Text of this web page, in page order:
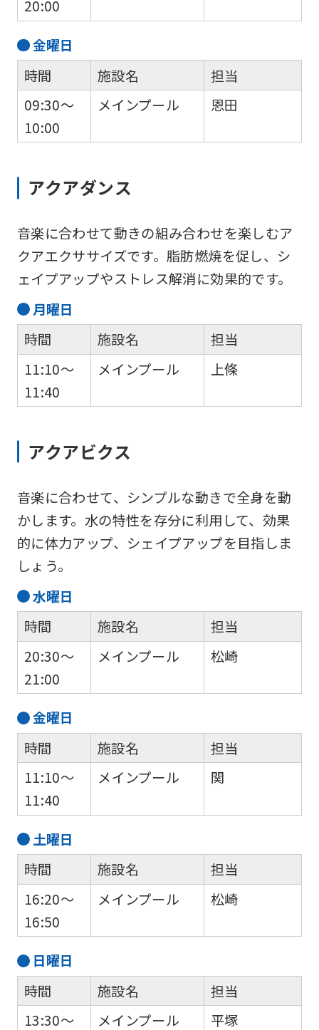
20:00
金曜日
時間
09:30～
10:00
施設名
メインプール
担当
恩田
アクアダンス
音楽に合わせて動きの組み合わせを楽しむア
クアエクササイズです。脂肪燃焼を促し、シ
ェイプアップやストレス解消に効果的です。
月曜日
時間
11:10～
11:40
施設名
メインプール
担当
上條
アクアビクス
音楽に合わせて、シンプルな動きで全身を動
かします。水の特性を存分に利用して、効果
的に体力アップ、シェイプアップを目指しま
しょう。
水曜日
時間
20:30～
21:00
施設名
メインプール
担当
松崎
金曜日
時間
11:10～
11:40
施設名
メインプール
担当
関
土曜日
時間
16:20～
16:50
施設名
メインプール
担当
松崎
日曜日
時間
13:30～
施設名
メインプール
担当
平塚
if
use
an
automatic
version
of
this
website
translated
mechanically,
so
be
an
accurate
translation
differ
the
content.
We
that
fully
understand
this
the